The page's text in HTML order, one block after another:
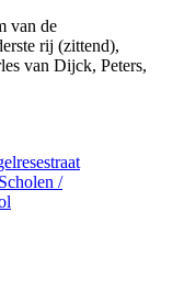
van de
rij (zittend),
van Dijck, Peters,
/